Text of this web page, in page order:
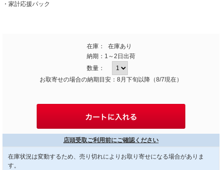
・家計応援パック
在庫：
在庫あり
納期： 1～2日出荷
数量：
お取寄せの場合の納期目安：8月下旬以降（8/7現在）
店頭受取ご利用前にご確認ください
在庫状況は変動するため、売り切れによりお取り寄せになる場合がありま
す。